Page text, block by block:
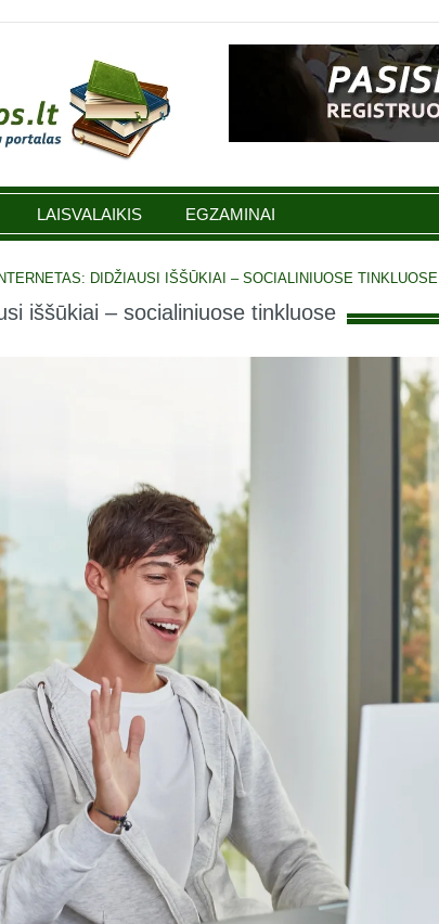
LAISVALAIKIS EGZAMINAI
DIDŽIAUSI IŠŠŪKIAI – SOCIALINIUOSE TINKLUOSE
iššūkiai – socialiniuose tinkluose